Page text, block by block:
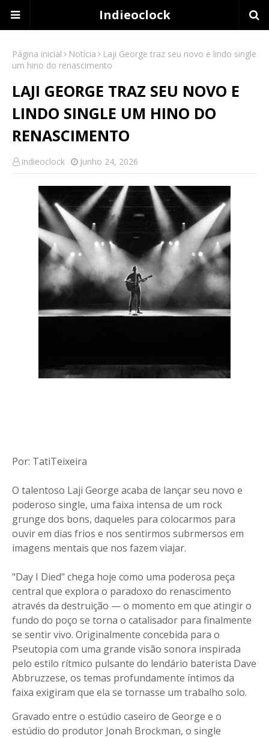
Indieoclock
Página inicial Notícia
Laji George traz seu novo e lindo single
um hino do renascimento
LAJI GEORGE TRAZ SEU NOVO E
LINDO SINGLE UM HINO DO
RENASCIMENTO
indieoclock Junho 24, 2026
Por: TatiTeixeira
O talentoso Laji George acaba de lançar seu novo e
poderoso single, uma faixa intensa de um rock
grunge dos bons, daqueles para colocarmos para
ouvir em dias frios e nos sentirmos subrmersos em
imagens mentais que nos fazem viajar.
"Day I Died" chega hoje como uma poderosa peça
central que explora o paradoxo do renascimento
através da destruição — o momento em que atingir o
fundo do poço se torna o catalisador para finalmente
se sentir vivo. Originalmente concebida para o
Pseutopia com uma grande visão sonora inspirada
pelo estilo rítmico pulsante do lendário baterista Dave
Abbruzzese, os temas profundamente íntimos da
faixa exigiram que ela se tornasse um trabalho solo.
Gravado entre o estúdio caseiro de George e o
estúdio do produtor Jonah Brockman, o single